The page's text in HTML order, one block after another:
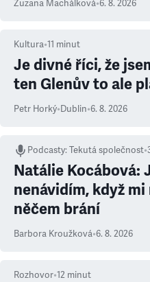
Zuzana Machálková•6. 8. 2026
Kultura•11 minut
Je divné říci, že
ten Glenův to ale
Petr Horký•Dublin•6. 8. 2026
Podcasty:Tekutá společnost•
Natálie Kocábová:
nenávidím, když
něčem brání
Barbora Kroužková•6. 8. 2026
Rozhovor•12 minut